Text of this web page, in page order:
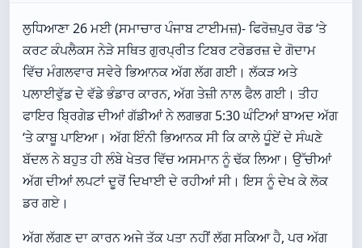
ਲੁਧਿਆਣਾ 26 ਮਈ (ਸਮਾਚਾਰ ਪੰਜਾਬ ਟਾਈਮਜ਼)- ਫਿਰੋਜ਼ਪੁਰ ਰੋਡ ‘ਤੇ
ਕਰਟ ਕੰਪਲੈਕਸ ਨੇੜੇ ਸਥਿਤ ਗੁਰਪ੍ਰੀਤ ਟਿਬਰ ਟਰੇਡਰਜ਼ ਦੇ ਗੋਦਾਮ
ਵਿੱਚ ਮੰਗਲਵਾਰ ਸਵੇਰੇ ਭਿਆਨਕ ਅੱਗ ਲੱਗ ਗਈ। ਲੱਕੜ ਅਤੇ
ਪਲਾਈਵੁੱਡ ਦੇ ਵੱਡੇ ਭੰਡਾਰ ਕਾਰਨ, ਅੱਗ ਤੇਜ਼ੀ ਨਾਲ ਫੈਲ ਗਈ। ਤੀਹ
ਫਾਇਰ ਬ੍ਰਿਗੇਡ ਦੀਆਂ ਗੱਡੀਆਂ ਨੇ ਲਗਭਗ 5:30 ਘੰਟਿਆਂ ਬਾਅਦ ਅੱਗ
‘ਤੇ ਕਾਬੂ ਪਾਇਆ। ਅੱਗ ਇੰਨੀ ਭਿਆਨਕ ਸੀ ਕਿ ਕਾਲੇ ਧੂੰਏਂ ਦੇ ਸੰਘਣੇ
ਬੱਦਲ ਨੇ ਬਹੁਤ ਹੀ ਲੰਬੇ ਖੇਤਰ ਵਿੱਚ ਅਸਮਾਨ ਨੂੰ ਢੱਕ ਲਿਆ। ਉੱਚੀਆਂ
ਅੱਗ ਦੀਆਂ ਲਪਟਾਂ ਦੂਰੋਂ ਦਿਖਾਈ ਦੇ ਰਹੀਆਂ ਸੀ। ਇਸ ਨੂੰ ਦੇਖ ਕੇ ਲੋਕ
ਡਰ ਗਏ।
ਅੱਗ ਲੱਗਣ ਦਾ ਕਾਰਨ ਅਜੇ ਤੱਕ ਪਤਾ ਨਹੀਂ ਲੱਗ ਸਕਿਆ ਹੈ, ਪਰ ਅੱਗ